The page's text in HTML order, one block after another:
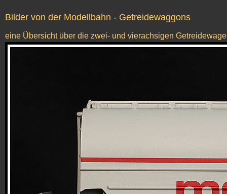
Bilder von der Modellbahn - Getreidewaggons
eine Übersicht über die zwei- und vierachsigen